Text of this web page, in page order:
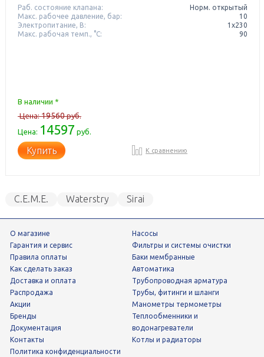
Раб. состояние клапана:
Норм. открытый
Макс. рабочее давление, бар:
10
Электропитание, В:
1х230
Макс. рабочая темп., °С:
90
В наличии *
Цена:19560руб.
Цена: 14597 руб.
Купить К сравнению
C.E.M.E. Waterstry Sirai
О магазине
Гарантия и сервис
Правила оплаты
Как сделать заказ
Доставка и оплата
Распродажа
Акции
Бренды
Документация
Контакты
Насосы
фильтры и системы очистки
Баки мембранные
Автоматика
трубопроводная арматура
трубы, фитинги и шланги
манометры термометры
теплообменники и
водонагреватели
Котлы и радиаторы
Политика конфиденциальности